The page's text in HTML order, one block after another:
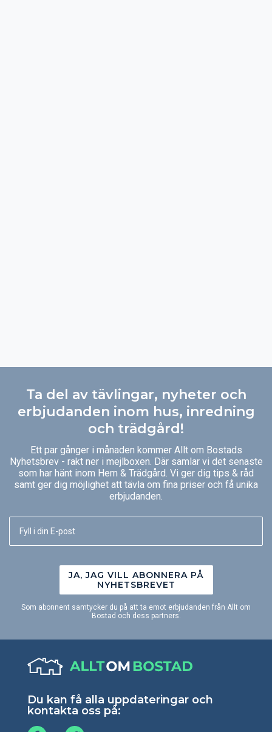
Ta del av tävlingar, nyheter och
erbjudanden inom hus, inredning
och trädgård!
Ett par gånger i månaden kommer Allt om Bostads
Nyhetsbrev - rakt ner i mejlboxen. Där samlar vi det senaste
som har hänt inom Hem & Trädgård. Vi ger dig tips & råd
samt ger dig möjlighet att tävla om fina priser och få unika
erbjudanden.
JA, JAG VILL ABONNERA PÅ
NYHETSBREVET
Som abonnent samtycker du på att ta emot erbjudanden från Allt om
Bostad och dess partners.
Du kan få alla uppdateringar och
kontakta oss på: